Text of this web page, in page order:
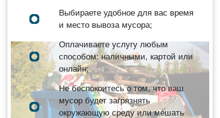
Выбираете удобное для вас время
и место вывоза мусора;
Оплачиваете услугу любым
способом: наличными, картой или
онлайн;
Не беспокоитесь о том, что ваш
мусор будет загрязнять
окружающую среду или мешать